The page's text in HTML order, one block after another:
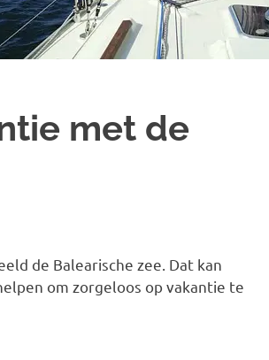
met de
de Balearische zee. Dat kan
om zorgeloos op vakantie te